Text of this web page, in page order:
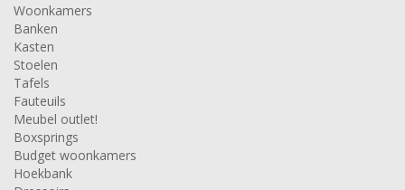
Woonkamers
Banken
Kasten
Stoelen
Tafels
Fauteuils
Meubel outlet!
Boxsprings
Budget woonkamers
Hoekbank